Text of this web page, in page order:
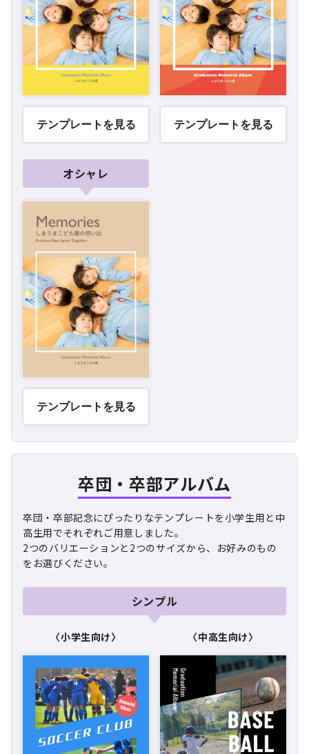
テンプレートを見る テンプレートを見る
オシャレ
テンプレートを見る
卒団・卒部アルバム
卒団・卒部記念にぴったりなテンプレートを小学生用と中
高生用でそれぞれご用意しました。
2つのバリエーションと2つのサイズから、
お好みのもの
をお選びください。
シンプル
〈小学生向け〉 〈中高生向け〉